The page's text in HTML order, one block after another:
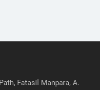
Fatasil Manpara, A.